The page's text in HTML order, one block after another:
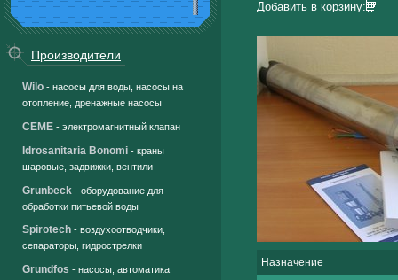
Производители
Wilo - насосы для воды, насосы на
отопление, дренажные насосы
CEME - электромагнитный клапан
Idrosanitaria Bonomi - краны
шаровые, задвижки, вентили
Grunbeck - оборудование для
обработки питьевой воды
Spirotech - воздухоотводчики,
сепараторы, гидрострелки
Grundfos - насосы, автоматика
Добавить в корзину:
Назначение